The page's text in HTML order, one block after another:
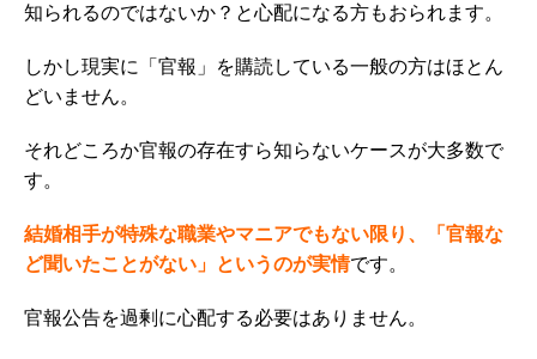
知られるのではないか？と心配になる方もおられます。
しかし現実に「官報」を購読している一般の方はほとん
どいません。
それどころか官報の存在すら知らないケースが大多数で
す。
結婚相手が特殊な職業やマニアでもない限り、「官報な
ど聞いたことがない」というのが実情です。
官報公告を過剰に心配する必要はありません。